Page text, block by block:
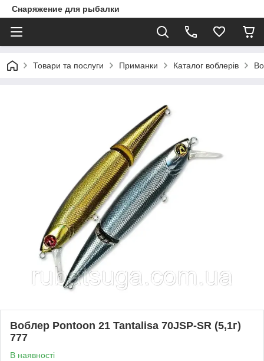
Снаряжение для рыбалки
Товари та послуги Приманки Каталог воблерів
Воблер Pontoon 21 Tantalisa 70JSP-SR (5,1г)
777
В наявності